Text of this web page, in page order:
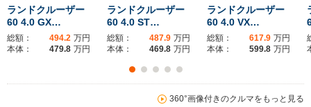
ホイールベース
-m
ホイールベース
-m
10.1km/L
ホイー
ランドクルーザー
60 4.0 GX…
総額： 494.2 万円
本体：
479.8 万円
ランドクルーザー
60 4.0 ST…
総額： 487.9 万円
本体：
469.8 万円
ランドクルーザー
60 4.0 VX…
総額： 617.9 万円
本体：
599.8 万円
360°画像付きのクルマをもっと見る